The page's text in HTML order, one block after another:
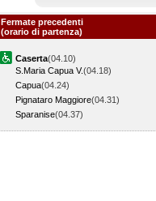
Fermate precedenti
(orario di partenza)
Caserta(04.10)
S.Maria Capua V.(04.18)
Capua(04.24)
Pignataro Maggiore(04.31)
Sparanise(04.37)